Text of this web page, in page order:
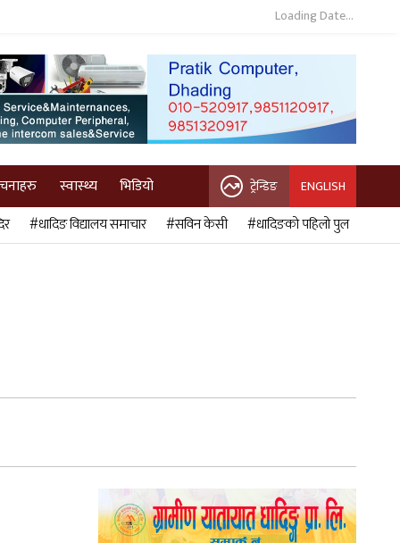
Loading Date...
स्वास्थ्य भिडियो ट्रेन्डिङ ENGLISH
#धादिङ विद्यालय समाचार #सविन केसी #धादिङको पहिलो पुल